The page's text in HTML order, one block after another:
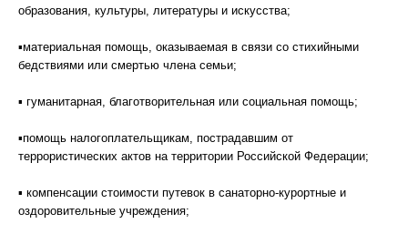
образования, культуры, литературы и искусства;
▪материальная помощь, оказываемая в связи со стихийными
бедствиями или смертью члена семьи;
▪ гуманитарная, благотворительная или социальная помощь;
▪помощь налогоплательщикам, пострадавшим от
террористических актов на территории Российской Федерации;
▪ компенсации стоимости путевок в санаторно-курортные и
оздоровительные учреждения;